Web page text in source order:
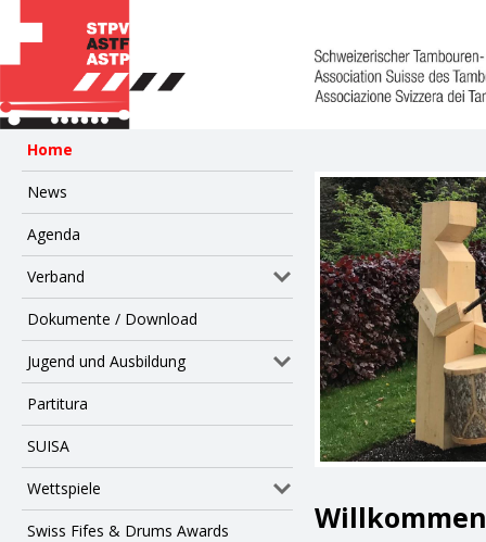
Home
News
Agenda
Verband
Dokumente / Download
Jugend und Ausbildung
Partitura
SUISA
Wettspiele
Swiss Fifes & Drums Awards Willkommen